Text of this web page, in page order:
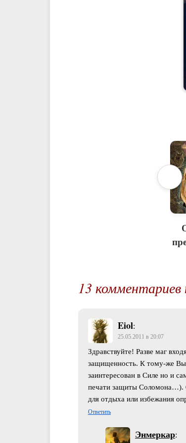
13
Eiol:
25.05.2011 в 20:07
Здравствуйте! Разве маг
защищенность. К тому-же Вы
заинтересован в Силе но и
печати защиты Соломона…).
для отдыха или избежания
Ответить
Энмеркар: